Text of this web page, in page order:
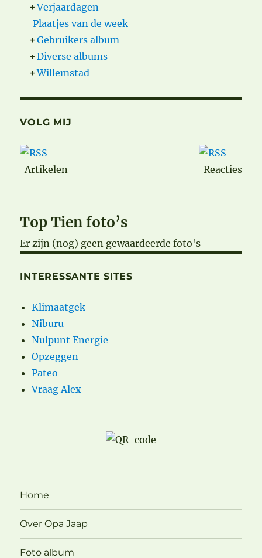
+ Verjaardagen
Plaatjes van de week
+ Gebruikers album
+ Diverse albums
+ Willemstad
VOLG MIJ
Artikelen Reacties
Top Tien foto’s
Er zijn (nog) geen gewaardeerde foto's
INTERESSANTE SITES
Klimaatgek
Niburu
Nulpunt Energie
Opzeggen
Pateo
Vraag Alex
Home
Over Opa Jaap
Foto album